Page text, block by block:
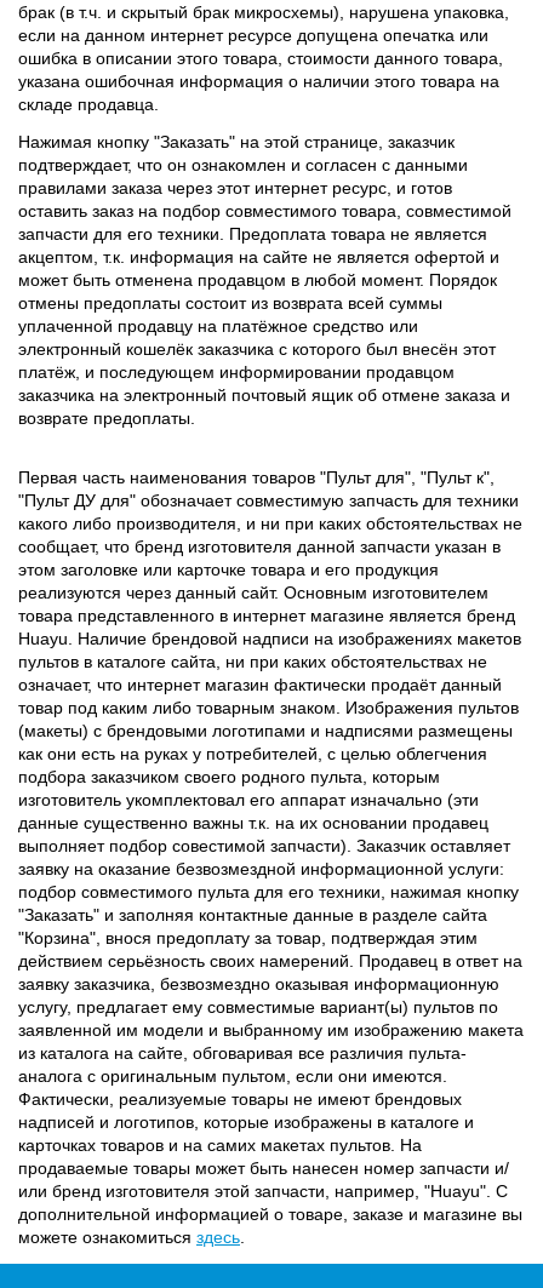
брак (в т.ч. и скрытый брак микросхемы), нарушена упаковка,
если на данном интернет ресурсе допущена опечатка или
ошибка в описании этого товара, стоимости данного товара,
указана ошибочная информация о наличии этого товара на
складе продавца.
Нажимая кнопку "Заказать" на этой странице, заказчик
подтверждает, что он ознакомлен и согласен с данными
правилами заказа через этот интернет ресурс, и готов
оставить заказ на подбор совместимого товара, совместимой
запчасти для его техники. Предоплата товара не является
акцептом, т.к. информация на сайте не является офертой и
может быть отменена продавцом в любой момент. Порядок
отмены предоплаты состоит из возврата всей суммы
уплаченной продавцу на платёжное средство или
электронный кошелёк заказчика с которого был внесён этот
платёж, и последующем информировании продавцом
заказчика на электронный почтовый ящик об отмене заказа и
возврате предоплаты.
Первая часть наименования товаров "Пульт для", "Пульт к",
"Пульт ДУ для" обозначает совместимую запчасть для техники
какого либо производителя, и ни при каких обстоятельствах не
сообщает, что бренд изготовителя данной запчасти указан в
этом заголовке или карточке товара и его продукция
реализуются через данный сайт. Основным изготовителем
товара представленного в интернет магазине является бренд
Huayu. Наличие брендовой надписи на изображениях макетов
пультов в каталоге сайта, ни при каких обстоятельствах не
означает, что интернет магазин фактически продаёт данный
товар под каким либо товарным знаком. Изображения пультов
(макеты) с брендовыми логотипами и надписями размещены
как они есть на руках у потребителей, с целью облегчения
подбора заказчиком своего родного пульта, которым
изготовитель укомплектовал его аппарат изначально (эти
данные существенно важны т.к. на их основании продавец
выполняет подбор совестимой запчасти). Заказчик оставляет
заявку на оказание безвозмездной информационной услуги:
подбор совместимого пульта для его техники, нажимая кнопку
"Заказать" и заполняя контактные данные в разделе сайта
"Корзина", внося предоплату за товар, подтверждая этим
действием серьёзность своих намерений. Продавец в ответ на
заявку заказчика, безвозмездно оказывая информационную
услугу, предлагает ему совместимые вариант(ы) пультов по
заявленной им модели и выбранному им изображению макета
из каталога на сайте, обговаривая все различия пульта-
аналога с оригинальным пультом, если они имеются.
Фактически, реализуемые товары не имеют брендовых
надписей и логотипов, которые изображены в каталоге и
карточках товаров и на самих макетах пультов. На
продаваемые товары может быть нанесен номер запчасти и/
или бренд изготовителя этой запчасти, например, "Huayu". С
дополнительной информацией о товаре, заказе и магазине вы
можете ознакомиться здесь